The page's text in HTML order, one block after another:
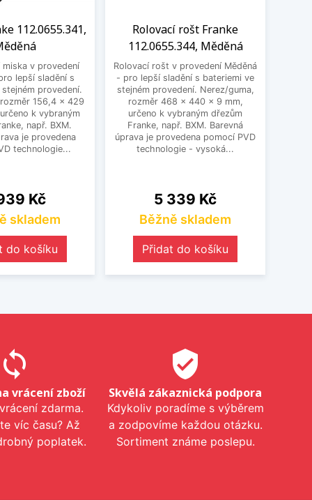
112.0655.341,
miska v provedení
lepší sladění s
provedení.
156,4 x 429
k vybraným
např. BXM.
je provedena
technologie...
Kč
skladem
do košíku
Rolovací rošt Franke
112.0655.344, Měděná
Rolovací rošt v provedení Měděná
- pro lepší sladění s bateriemi ve
stejném provedení. Nerez/guma,
rozměr 468 x 440 x 9 mm,
určeno k vybraným dřezům
Franke, např. BXM. Barevná
úprava je provedena pomocí PVD
technologie - vysoká...
Cena
5 339 Kč
Běžně skladem
Přidat do košíku
vrácení zboží
zdarma.
víc času? Až
poplatek.
verified_user
Skvělá zákaznická podpora
Kdykoliv poradíme s výběrem
a zodpovíme každou otázku.
Sortiment známe poslepu.